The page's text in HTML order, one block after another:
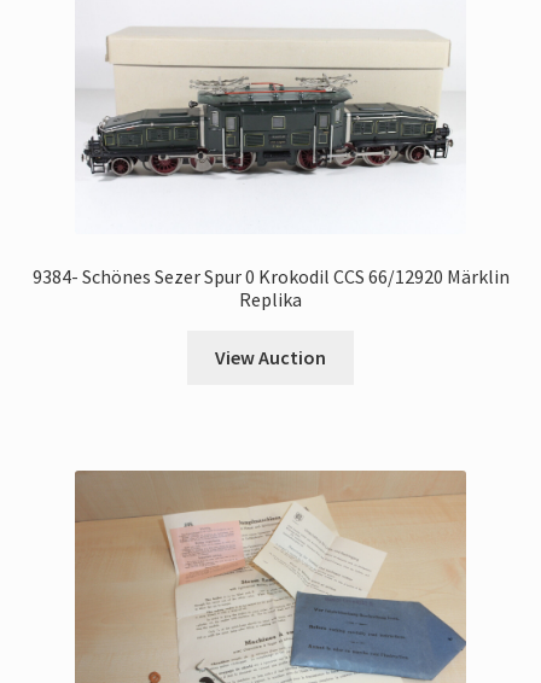
9384- Schönes Sezer Spur 0 Krokodil CCS 66/12920 Märklin
Replika
View Auction